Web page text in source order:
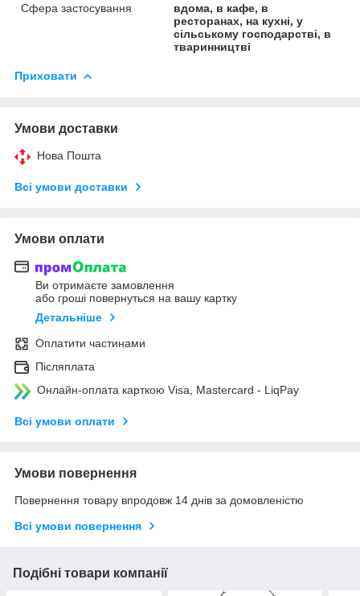
Сфера застосування
вдома, в кафе, в
ресторанах, на кухні, у
сільському господарстві, в
тваринництві
Приховати
Умови доставки
Нова Пошта
Всі умови доставки
Умови оплати
Ви отримаєте замовлення
або гроші повернуться на вашу картку
Детальніше
Оплатити частинами
Післяплата
Онлайн-оплата карткою Visa, Mastercard - LiqPay
Всі умови оплати
Умови повернення
Повернення товару впродовж 14 днів за домовленістю
Всі умови повернення
Подібні товари компанії